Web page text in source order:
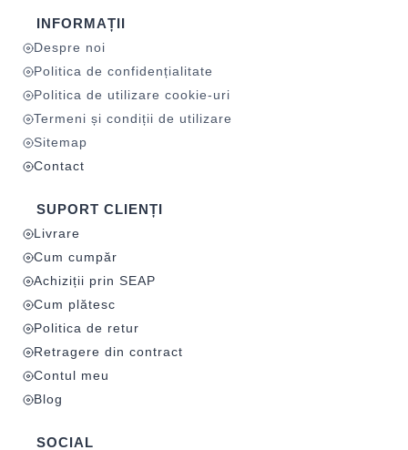
INFORMAȚII
Despre noi
Politica de confidențialitate
Politica de utilizare cookie-uri
Termeni și condiții de utilizare
Sitemap
Contact
SUPORT CLIENȚI
Livrare
Cum cumpăr
Achiziții prin SEAP
Cum plătesc
Politica de retur
Retragere din contract
Contul meu
Blog
SOCIAL